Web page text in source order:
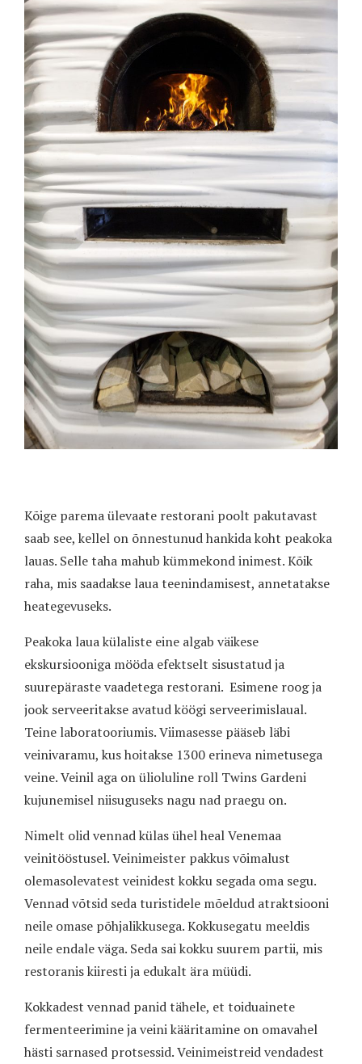
Kõige parema ülevaate restorani poolt pakutavast
saab see, kellel on õnnestunud hankida koht peakoka
lauas. Selle taha mahub kümmekond inimest. Kõik
raha, mis saadakse laua teenindamisest, annetatakse
heategevuseks.
Peakoka laua külaliste eine algab väikese
ekskursiooniga mööda efektselt sisustatud ja
suurepäraste vaadetega restorani. Esimene roog ja
jook serveeritakse avatud köögi serveerimislaual.
Teine laboratooriumis. Viimasesse pääseb läbi
veinivaramu, kus hoitakse 1300 erineva nimetusega
veine. Veinil aga on ülioluline roll Twins Gardeni
kujunemisel niisuguseks nagu nad praegu on.
Nimelt olid vennad külas ühel heal Venemaa
veinitööstusel. Veinimeister pakkus võimalust
olemasolevatest veinidest kokku segada oma segu.
Vennad võtsid seda turistidele mõeldud atraktsiooni
neile omase põhjalikkusega. Kokkusegatu meeldis
neile endale väga. Seda sai kokku suurem partii, mis
restoranis kiiresti ja edukalt ära müüdi.
Kokkadest vennad panid tähele, et toiduainete
fermenteerimine ja veini kääritamine on omavahel
hästi sarnased protsessid. Veinimeistreid vendadest